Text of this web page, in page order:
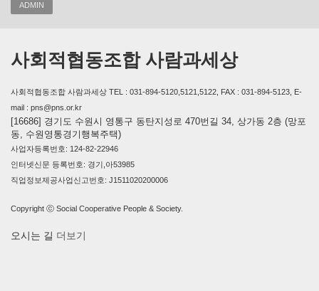
ADMIN
사회적협동조합 사람과세상
사회적협동조합 사람과세상 TEL : 031-894-5120,5121,5122, FAX : 031-894-5123, E-
mail : pns@pns.or.kr
[16686] 경기도 수원시 영통구 동탄지성로 470번길 34, 상가동 2층 (망포
동, 수원영통경기행복주택)
사업자등록번호: 124-82-22946
인터넷신문 등록번호: 경기,아53985
직업정보제공사업신고번호: J1511020200006
Copyright ⓒ Social Cooperative People & Society.
오시는 길 더보기